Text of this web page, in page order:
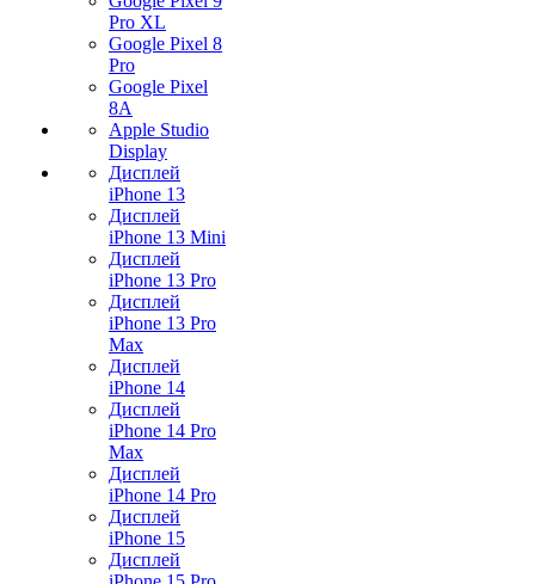
Pro XL
Google Pixel 8
Pro
Google Pixel
8A
Apple Studio
Display
Дисплей
iPhone 13
Дисплей
iPhone 13 Mini
Дисплей
iPhone 13 Pro
Дисплей
iPhone 13 Pro
Max
Дисплей
iPhone 14
Дисплей
iPhone 14 Pro
Max
Дисплей
iPhone 14 Pro
Дисплей
iPhone 15
Дисплей